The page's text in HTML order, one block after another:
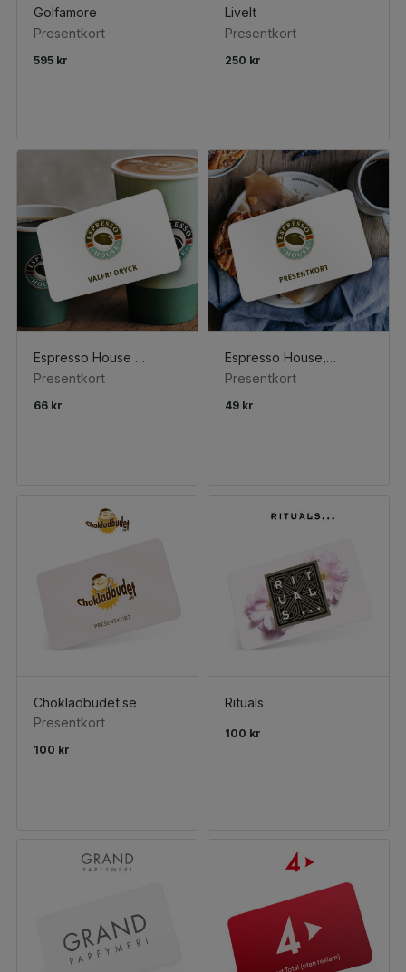
Golfamore
Presentkort
595 kr
LiveIt
Presentkort
250 kr
Espresso House Valfri Varm Dryck
Presentkort
66 kr
Espresso House, Valfritt bakverk
Presentkort
49 kr
Chokladbudet.se
Presentkort
100 kr
Rituals
100 kr